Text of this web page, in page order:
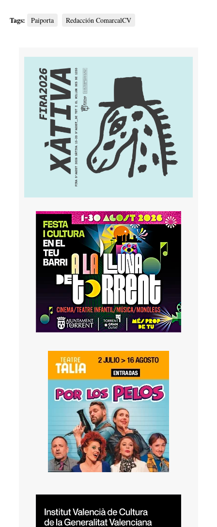
Tags: Paiporta Redacción ComarcalCV